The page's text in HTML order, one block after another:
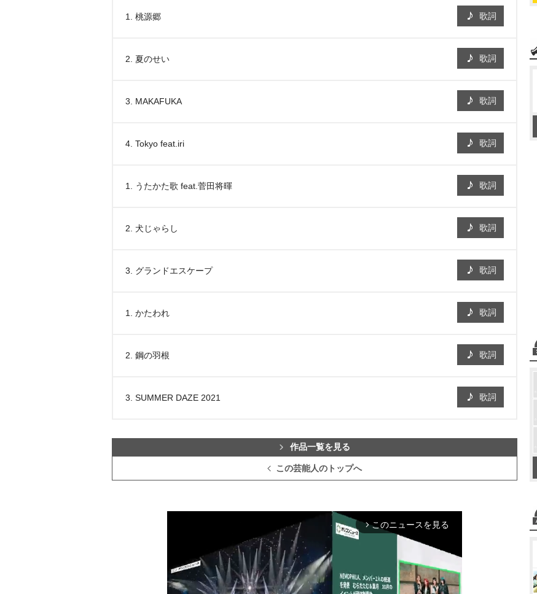
1. 桃源郷 歌詞
2. 夏のせい 歌詞
3. MAKAFUKA 歌詞
4. Tokyo feat.iri 歌詞
1. うたかた歌 feat.菅田将暉 歌詞
2. 犬じゃらし 歌詞
3. グランドエスケープ 歌詞
1. かたわれ 歌詞
2. 鋼の羽根 歌詞
3. SUMMER DAZE 2021 歌詞
作品一覧を見る
この芸能人のトップへ
arrow_forward_ios このニュースを見る